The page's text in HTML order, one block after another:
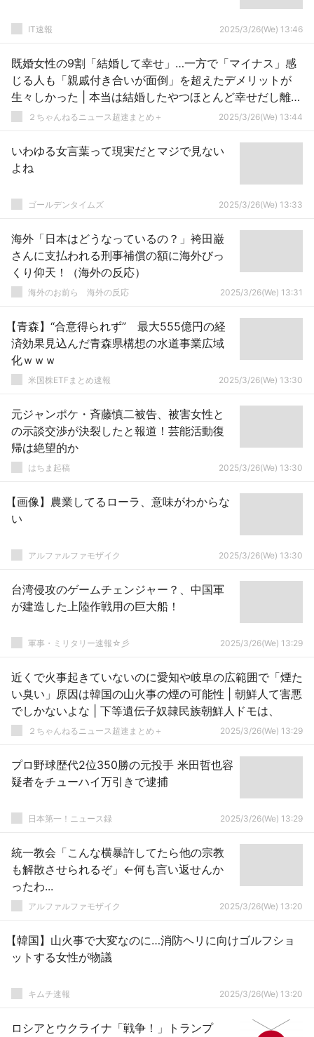
IT速報 2025/3/26(We) 13:46
既婚女性の9割「結婚して幸せ」…一方で「マイナス」感
じる人も「親戚付き合いが面倒」を超えたデメリットが
生々しかった | 本当は結婚したやつほとんど幸せだし離婚
しないのに
２ちゃんねるニュース超速まとめ＋ 2025/3/26(We) 13:44
いわゆる女言葉って現実だとマジで見ない
よね
ゴールデンタイムズ 2025/3/26(We) 13:33
海外「日本はどうなっているの？」袴田巌
さんに支払われる刑事補償の額に海外びっ
くり仰天！（海外の反応）
海外のお前ら 海外の反応 2025/3/26(We) 13:31
【青森】“合意得られず” 最大555億円の経
済効果見込んだ青森県構想の水道事業広域
化ｗｗｗ
米国株ETFまとめ速報 2025/3/26(We) 13:30
元ジャンポケ・斉藤慎二被告、被害女性と
の示談交渉が決裂したと報道！芸能活動復
帰は絶望的か
はちま起稿 2025/3/26(We) 13:30
【画像】農業してるローラ、意味がわからな
い
アルファルファモザイク 2025/3/26(We) 13:30
台湾侵攻のゲームチェンジャー？、中国軍
が建造した上陸作戦用の巨大船！
軍事・ミリタリー速報☆彡 2025/3/26(We) 13:29
近くで火事起きていないのに愛知や岐阜の広範囲で「煙た
い臭い」原因は韓国の山火事の煙の可能性 | 朝鮮人て害悪
でしかないよな | 下等遺伝子奴隷民族朝鮮人ドモは、
２ちゃんねるニュース超速まとめ＋ 2025/3/26(We) 13:29
プロ野球歴代2位350勝の元投手 米田哲也容
疑者をチューハイ万引きで逮捕
日本第一！ニュース録 2025/3/26(We) 13:29
統一教会「こんな横暴許してたら他の宗教
も解散させられるぞ」←何も言い返せんか
ったわ...
アルファルファモザイク 2025/3/26(We) 13:20
【韓国】山火事で大変なのに…消防ヘリに向けゴルフショ
ットする女性が物議
キムチ速報 2025/3/26(We) 13:20
ロシアとウクライナ「戦争！」トランプ